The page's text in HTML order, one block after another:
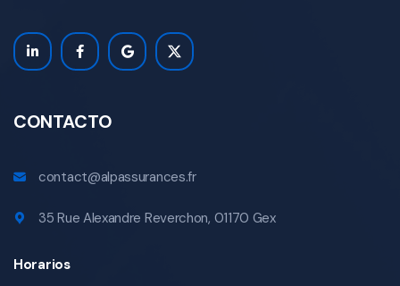
CONTACTO
contact@alpassurances.fr
35 Rue Alexandre Reverchon, 01170 Gex
Horarios